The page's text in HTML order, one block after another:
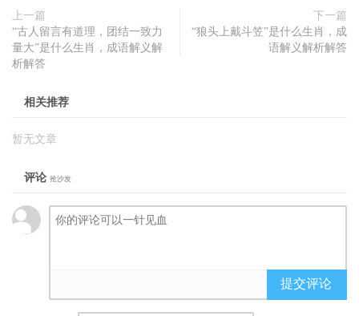
上一篇
“古人留言有道理，团结一致力
量大”是什么生肖，成语解义解
析解答
下一篇
“狼头上戴斗笠”是什么生肖，成
语解义解析解答
相关推荐
暂无文章
评论 抢沙发
提交评论